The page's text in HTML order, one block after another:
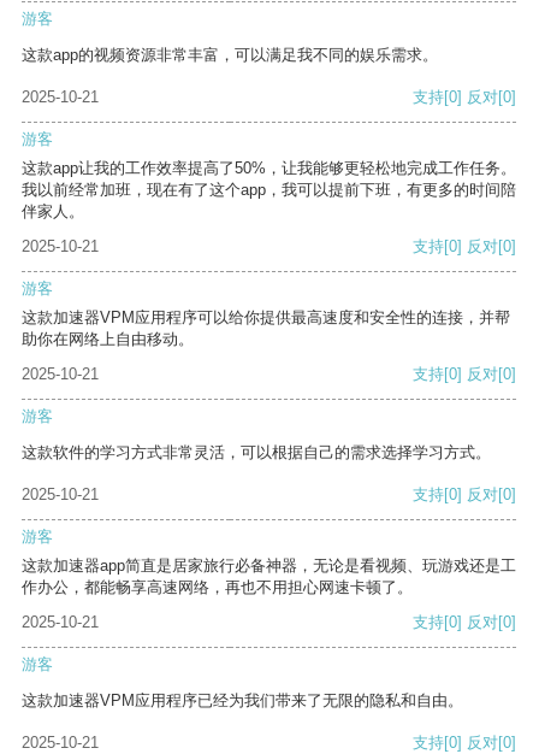
游客
这款app的视频资源非常丰富，可以满足我不同的娱乐需求。
2025-10-21 支持[0] 反对[0]
游客
这款app让我的工作效率提高了50%，让我能够更轻松地完成工作任务。
我以前经常加班，现在有了这个app，我可以提前下班，有更多的时间陪
伴家人。
2025-10-21
支持[0] 反对[0]
游客
这款加速器VPM应用程序可以给你提供最高速度和安全性的连接，并帮
助你在网络上自由移动。
2025-10-21
支持[0] 反对[0]
游客
这款软件的学习方式非常灵活，可以根据自己的需求选择学习方式。
2025-10-21 支持[0] 反对[0]
游客
这款加速器app简直是居家旅行必备神器，无论是看视频、玩游戏还是工
作办公，都能畅享高速网络，再也不用担心网速卡顿了。
2025-10-21
支持[0] 反对[0]
游客
这款加速器VPM应用程序已经为我们带来了无限的隐私和自由。
2025-10-21 支持[0] 反对[0]